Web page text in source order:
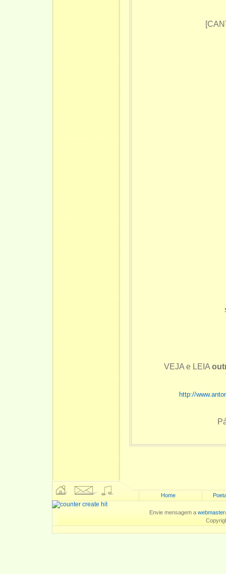
VEJA e LEIA
http://
Home
Envie mensagem a